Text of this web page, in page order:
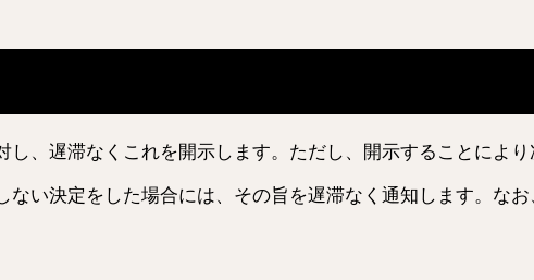
、遅滞なくこれを開示します。ただし、開示することによ
い決定をした場合には、その旨を遅滞なく通知します。な